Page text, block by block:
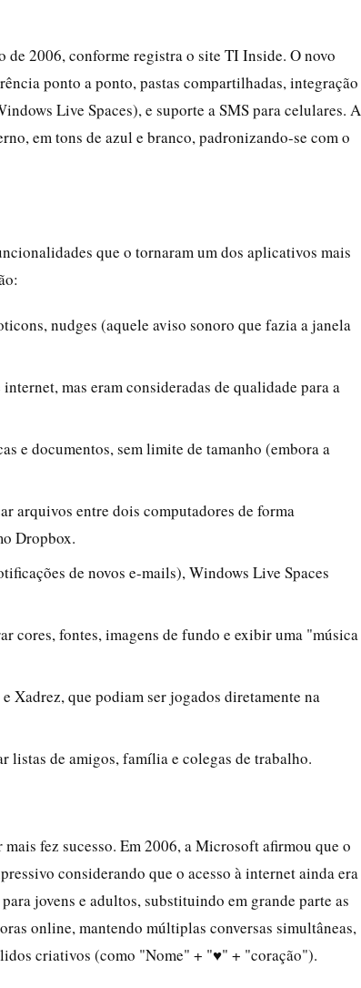
2006, conforme registra o site TI Inside. O novo
ponto a ponto, pastas compartilhadas, integração
Live Spaces), e suporte a SMS para celulares. A
em tons de azul e branco, padronizando-se com o
que o tornaram um dos aplicativos mais
nudges (aquele aviso sonoro que fazia a janela
mas eram consideradas de qualidade para a
e documentos, sem limite de tamanho (embora a
arquivos entre dois computadores de forma
Dropbox.
de novos e-mails), Windows Live Spaces
cores, fontes, imagens de fundo e exibir uma "música
Xadrez, que podiam ser jogados diretamente na
listas de amigos, família e colegas de trabalho.
fez sucesso. Em 2006, a Microsoft afirmou que o
considerando que o acesso à internet ainda era
jovens e adultos, substituindo em grande parte as
online, mantendo múltiplas conversas simultâneas,
criativos (como "Nome" + "♥" + "coração").